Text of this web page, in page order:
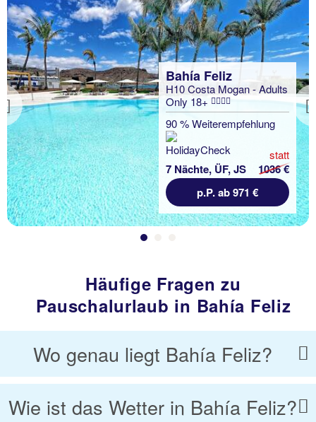
Previous
Bahía Feliz
H10 Costa Mogan - Adults
Only 18+
90 % Weiterempfehlung
7 Nächte, ÜF, JS
statt
1036 €
p.P. ab 971 €
Häufige Fragen zu
Pauschalurlaub in Bahía Feliz
Wo genau liegt Bahía Feliz?
Wie ist das Wetter in Bahía Feliz?